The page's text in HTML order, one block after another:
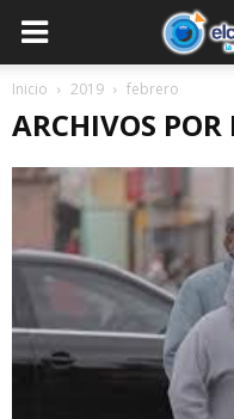
Inicio 2019 febrero
ARCHIVOS POR